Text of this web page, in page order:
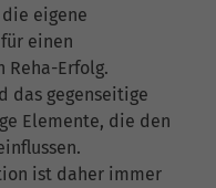
eigene
einen
Reha-Erfolg.
das gegenseitige
Elemente, die den
ist daher immer